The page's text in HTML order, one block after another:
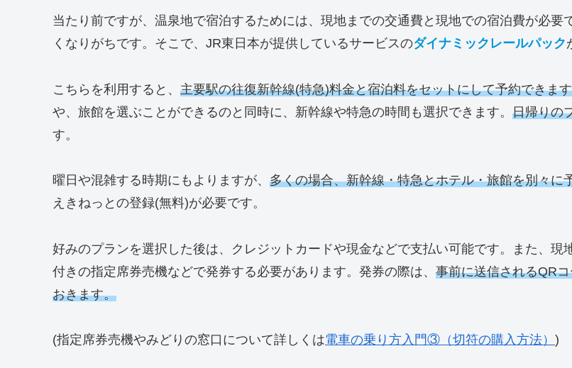
当たり前ですが、温泉地で宿泊するためには、現地までの交通費と現地での宿泊費が必
くなりがちです。そこで、JR東日本が提供しているサービスのダイナミックレールパック
こちらを利用すると、 主要駅の往復新幹線(特急)料金と宿泊料をセットにして予約できま
や、旅館を選ぶことができるのと同時に、新幹線や特急の時間も選択できます。 日帰りの
す。
曜日や混雑する時期にもよりますが、 多くの場合、新幹線・特急とホテル・旅館を別々に
えきねっとの登録(無料)が必要です。
好みのプランを選択した後は、クレジットカードや現金などで支払い可能です。また、現
付きの指定席券売機などで発券する必要があります。発券の際は、 事前に送信されるQR
おきます。
(指定席券売機やみどりの窓口について詳しくは電車の乗り方入門③（切符の購入方法） )